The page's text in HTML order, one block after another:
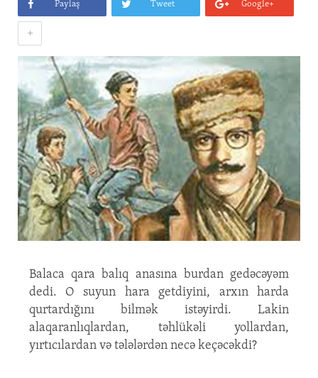
Paylaş Tweet Google+
+
Balaca qara balıq anasına burdan gedəcəyəm
dedi. O suyun hara getdiyini, arxın harda
qurtardığını bilmək istəyirdi. Lakin
alaqaranlıqlardan, təhlükəli yollardan,
yırtıcılardan və tələlərdən necə keçəcəkdi?